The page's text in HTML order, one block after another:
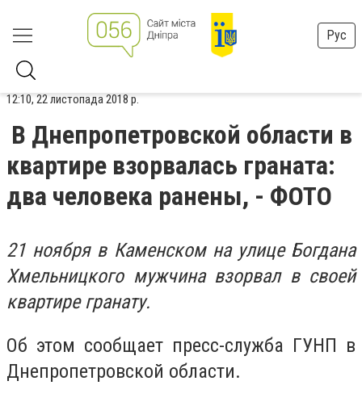
Рус
12:10, 22 листопада 2018 р.
В Днепропетровской области в
квартире взорвалась граната:
два человека ранены, - ФОТО
21 ноября в Каменском на улице Богдана
Хмельницкого мужчина взорвал в своей
квартире гранату.
Об этом сообщает пресс-служба ГУНП в
Днепропетровской области.